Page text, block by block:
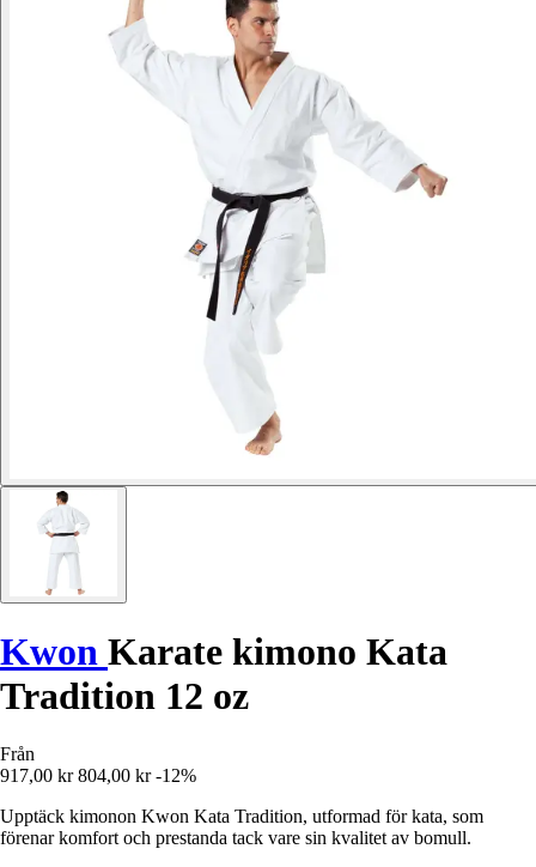
Kwon Karate kimono Kata
Tradition 12 oz
Från
917,00 kr 804,00 kr -12%
Upptäck kimonon Kwon Kata Tradition, utformad för kata, som
förenar komfort och prestanda tack vare sin kvalitet av bomull.